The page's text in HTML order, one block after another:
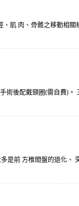
肌 肉、骨骼之移動相關
術後配戴頸圈(需自費)
是前 方椎間盤的退化、